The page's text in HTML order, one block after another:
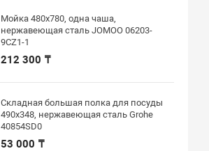
Мойка 480x780, одна чаша,
нержавеющая сталь JOMOO 06203-
9CZ1-1
212 300 ₸
Складная большая полка для посуды
490x348, нержавеющая сталь Grohe
40854SD0
53 000 ₸